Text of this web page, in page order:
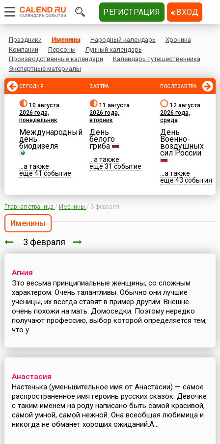
Праздники Именины Народный календарь
Хроника
Компании
Персоны
Лунный календарь
Производственные календари
Календарь путешественника
Экспертные материалы
СЕГОДНЯ
10 августа
2026 года,
понедельник
Международный
день
биодизеля
...а также
еще 41 событие
ЗАВТРА
11 августа
2026 года,
вторник
День
белого
гриба
...а также
еще 31 событие
ПОСЛЕЗАВТРА
12 августа
2026 года,
среда
День
Военно-
воздушных
сил России
...а также
еще 43 события
Главная страница / Именины / 3 февраля
Именины
3 февраля
Агния
Это весьма принципиальные женщины, со сложным
характером. Очень талантливы. Обычно они лучшие
ученицы, их всегда ставят в пример другим. Внешне
очень похожи на мать. Домоседки. Поэтому нередко
получают профессию, выбор которой определяется тем,
что у...
Анастасия
Настенька (уменьшительное имя от Анастасии) — самое
распространенное имя героинь русских сказок. Девочке
с таким именем на роду написано быть самой красивой,
самой умной, самой нежной. Она всеобщая любимица и
никогда не обманет хороших ожиданий.А...
РЕГИСТРАЦИЯ ВХОД